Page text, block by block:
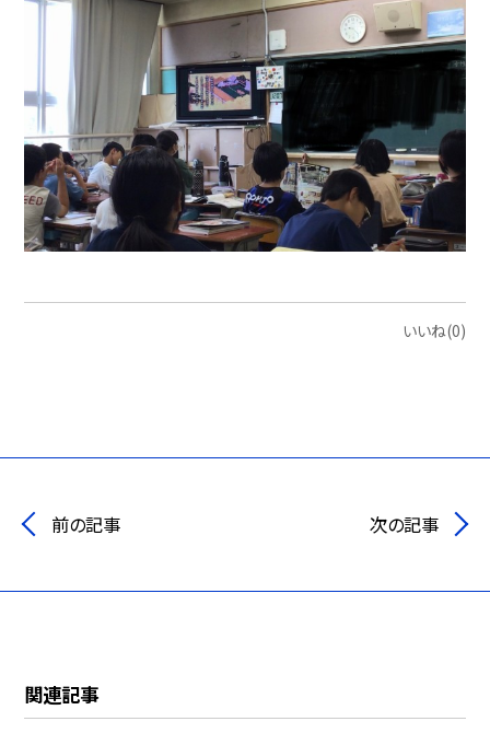
いいね(0)
前の記事 次の記事
関連記事